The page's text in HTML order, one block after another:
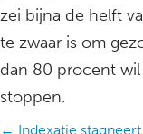
zei bijna de helft
te zwaar is om
dan 80 procent
stoppen.
← Indexatie